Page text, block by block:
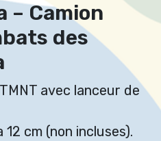
– Camion
des
avec lanceur de
cm (non incluses).